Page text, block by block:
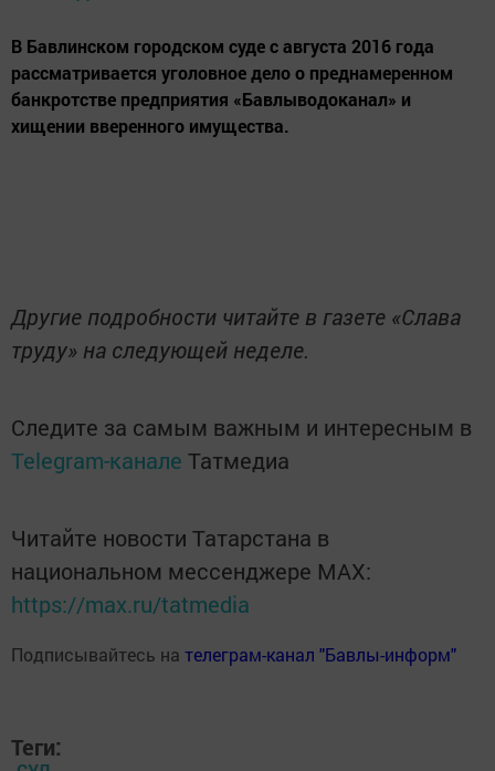
В Бавлинском городском суде с августа 2016 года
рассматривается уголовное дело о преднамеренном
банкротстве предприятия «Бавлыводоканал» и
хищении вверенного имущества.
Другие подробности читайте в газете «Слава
труду» на следующей неделе.
Следите за самым важным и интересным в
Telegram-канале Татмедиа
Читайте новости Татарстана в
национальном мессенджере MАХ:
https://max.ru/tatmedia
Подписывайтесь на телеграм-канал "Бавлы-информ"
Теги: